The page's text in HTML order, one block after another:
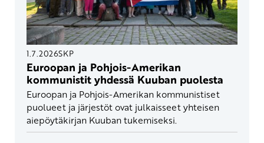
1.7.2026SKP
Euroopan ja Pohjois-Amerikan
kommunistit yhdessä Kuuban puolesta
Euroopan ja Pohjois-Amerikan kommunistiset
puolueet ja järjestöt ovat julkaisseet yhteisen
aiepöytäkirjan Kuuban tukemiseksi.